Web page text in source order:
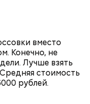
вместо
Конечно, не
Лучше взять
стоимость
рублей.